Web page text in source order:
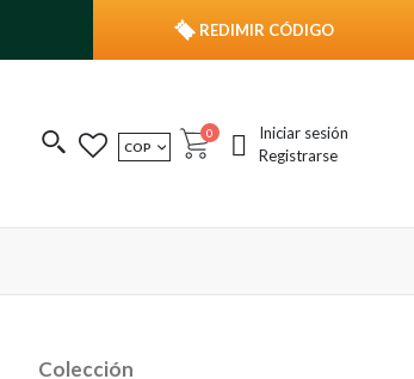
REDIMIR CÓDIGO
MONEDA
COP Cart
0 publicacionesIniciar sesión
Registrarse
Colección